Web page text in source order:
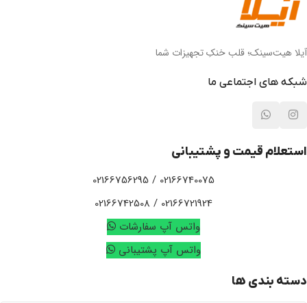
آیلا هیت‌سینک؛ قلب خنکِ تجهیزات شما
شبکه های اجتماعی ما
استعلام قیمت و پشتیبانی
02166740075 / 02166756295
02166721924 / 02166742508
واتس آپ سفارشات
واتس آپ پشتیبانی
دسته بندی ها